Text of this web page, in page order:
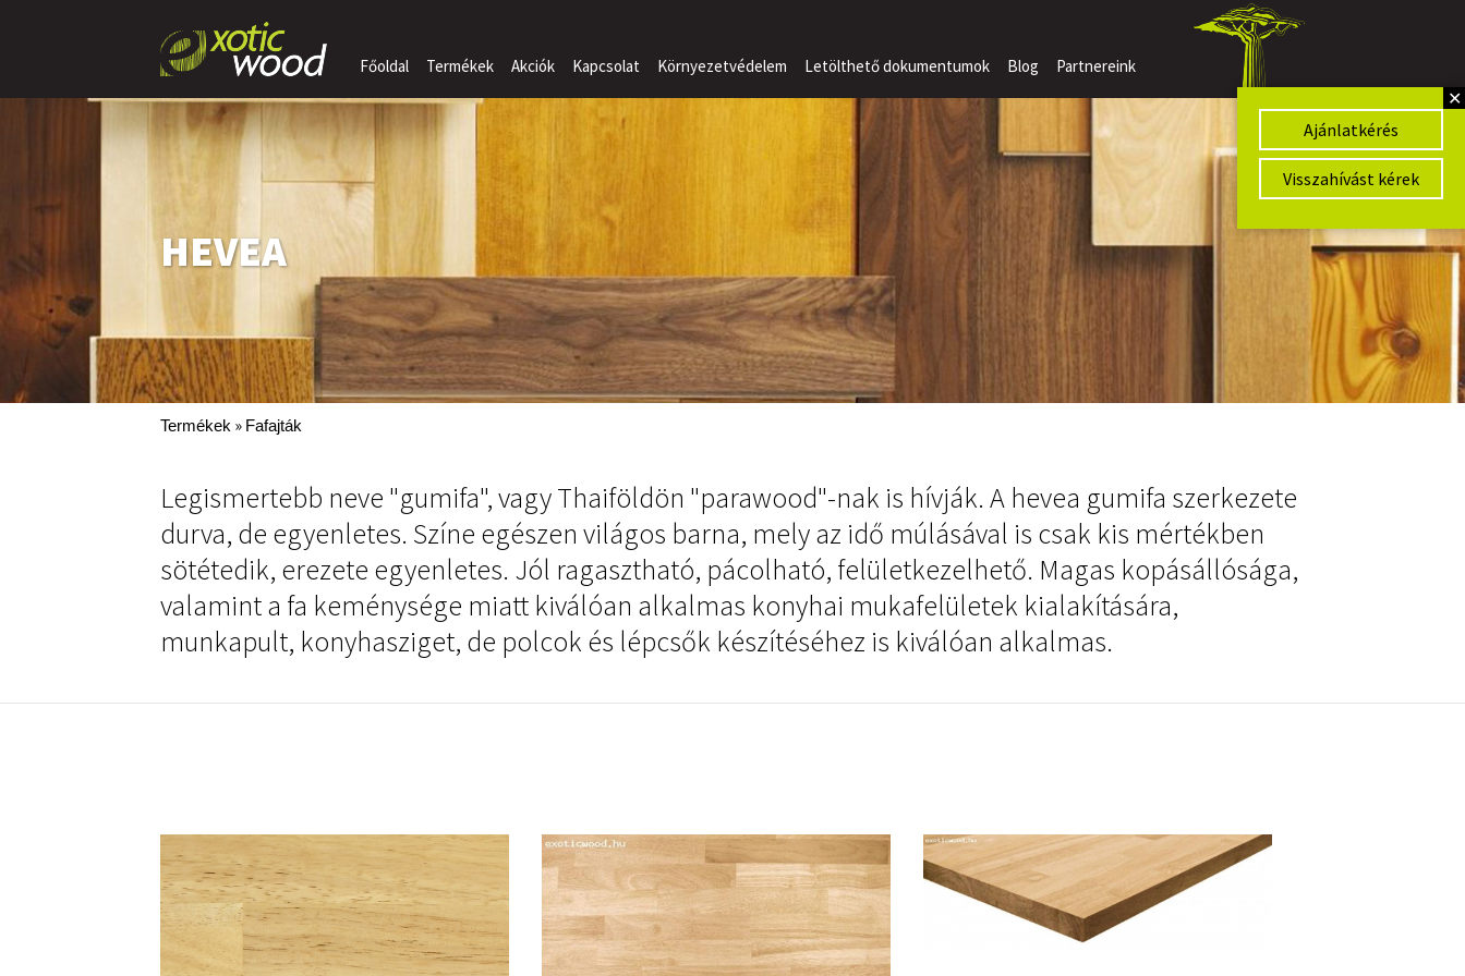
✕
Ajánlatkérés
Visszahívást kérek
Főoldal Termékek Akciók Kapcsolat Környezetvédelem Letölthető dokumentumok Blog Partnereink
HEVEA
Termékek » Fafajták
Legismertebb neve "gumifa", vagy Thaiföldön "parawood"-nak is hívják. A hevea gumifa szerkezete
durva, de egyenletes. Színe egészen világos barna, mely az idő múlásával is csak kis mértékben
sötétedik, erezete egyenletes. Jól ragasztható, pácolható, felületkezelhető. Magas kopásállósága,
valamint a fa keménysége miatt kiválóan alkalmas konyhai mukafelületek kialakítására,
munkapult, konyhasziget, de polcok és lépcsők készítéséhez is kiválóan alkalmas.